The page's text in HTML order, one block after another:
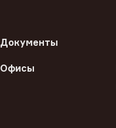
Документы
Офисы